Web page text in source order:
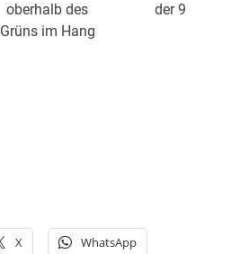
oberhalb des
Grüns im Hang
der 9
X WhatsApp